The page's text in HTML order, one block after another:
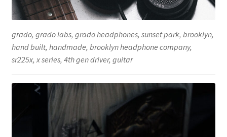
grado, grado labs, grado headphones, sunset park, brooklyn,
hand built, handmade, brooklyn headphone company,
sr225x, x series, 4th gen driver, guitar